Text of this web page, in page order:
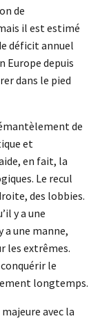
de
il est estimé
déficit annuel
Europe depuis
dans le pied
de
et
en fait, la
Le recul
des lobbies.
y a une
une manne,
les extrêmes.
le
longtemps.
avec la